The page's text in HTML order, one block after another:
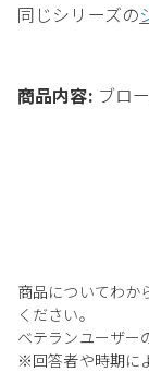
同じシリーズの
商品内容: ブロ
商品についてわか
ください。
ベテランユーザー
※回答者や時期に